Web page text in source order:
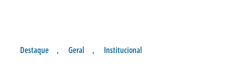
Destaque , Geral , Institucional